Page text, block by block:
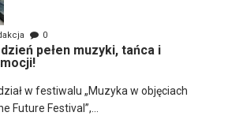
0
pełen muzyki, tańca i
w festiwalu „Muzyka w objęciach
Future Festival”,...